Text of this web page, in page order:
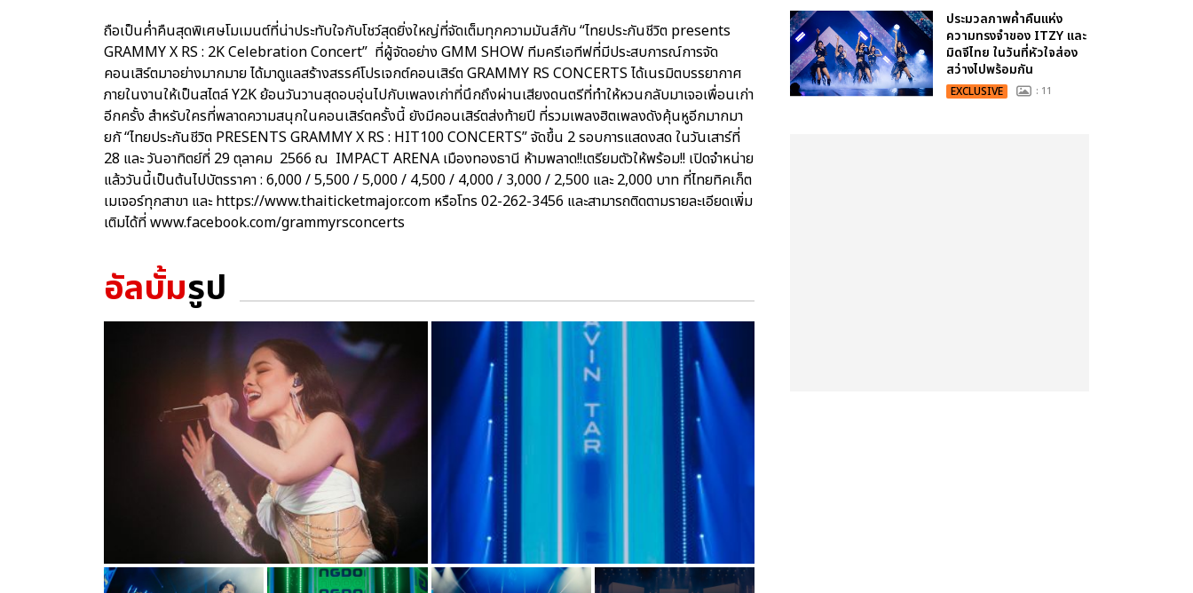
ถือเป็นค่ำคืนสุดพิเศษโมเมนต์ที่น่าประทับใจกับโชว์สุดยิ่งใหญ่ที่จัดเต็มทุกความมันส์กับ “ไทยประกันชีวิต presents
GRAMMY X RS : 2K Celebration Concert” ที่ผู้จัดอย่าง GMM SHOW ทีมครีเอทีฟที่มีประสบการณ์การจัด
คอนเสิร์ตมาอย่างมากมาย ได้มาดูแลสร้างสรรค์โปรเจกต์คอนเสิร์ต GRAMMY RS CONCERTS ได้เนรมิตบรรยากาศ
ภายในงานให้เป็นสไตล์ Y2K ย้อนวันวานสุดอบอุ่นไปกับเพลงเก่าที่นึกถึงผ่านเสียงดนตรีที่ทำให้หวนกลับมาเจอเพื่อนเก่า
อีกครั้ง สำหรับใครที่พลาดความสนุกในคอนเสิร์ตครั้งนี้ ยังมีคอนเสิร์ตส่งท้ายปี ที่รวมเพลงฮิตเพลงดังคุ้นหูอีกมากมา
ยกั “ไทยประกันชีวิต PRESENTS GRAMMY X RS : HIT100 CONCERTS” จัดขึ้น 2 รอบการแสดงสด ในวันเสาร์ที่
28 และ วันอาทิตย์ที่ 29 ตุลาคม 2566 ณ IMPACT ARENA เมืองทองธานี ห้ามพลาด!!เตรียมตัวให้พร้อม!! เปิดจำหน่าย
แล้ววันนี้เป็นต้นไปบัตรราคา : 6,000 / 5,500 / 5,000 / 4,500 / 4,000 / 3,000 / 2,500 และ 2,000 บาท ที่ไทยทิคเก็ต
เมเจอร์ทุกสาขา และ https://www.thaiticketmajor.com หรือโทร 02-262-3456 และสามารถติดตามรายละเอียดเพิ่ม
เติมได้ที่ www.facebook.com/grammyrsconcerts
อัลบั้มรูป
ประมวลภาพค่ำคืนแห่ง
ความทรงจำของ ITZY และ
มิดจีไทย ในวันที่หัวใจส่อง
สว่างไปพร้อมกัน
EXCLUSIVE : 11